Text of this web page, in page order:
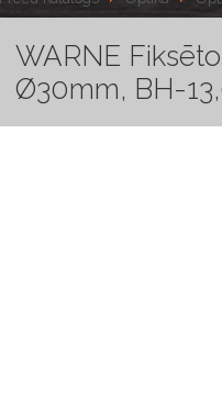
WARNE
Ø30mm, BH-